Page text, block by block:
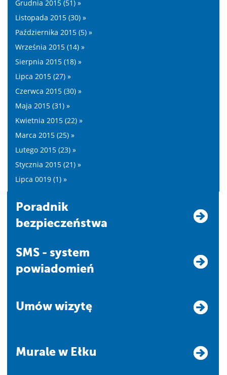
Grudnia 2015 (51) »
Listopada 2015 (30) »
Października 2015 (5) »
Września 2015 (14) »
Sierpnia 2015 (18) »
Lipca 2015 (27) »
Czerwca 2015 (30) »
Maja 2015 (31) »
Kwietnia 2015 (22) »
Marca 2015 (25) »
Lutego 2015 (23) »
Stycznia 2015 (21) »
Lipca 0019 (1) »
Poradnik
bezpieczeństwa
SMS - system
powiadomień
Umów wizytę
Murale w Ełku